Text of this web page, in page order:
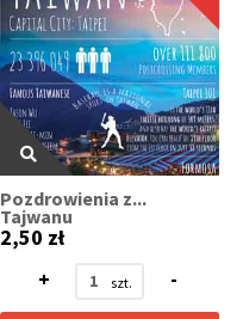
Pozdrowienia z...
Tajwanu
2,50 zł
+
-